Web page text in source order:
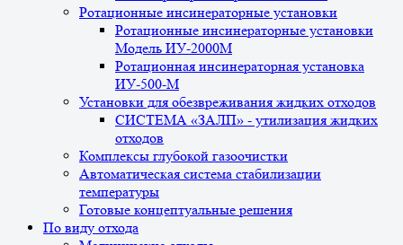
Ротационные инсинераторные установки
Ротационные инсинераторные установки
Модель ИУ-2000М
Ротационная инсинераторная установка
ИУ-500-М
Установки для обезвреживания жидких отходов
СИСТЕМА «ЗАЛП» - утилизация жидких
отходов
Комплексы глубокой газоочистки
Автоматическая система стабилизации
температуры
Готовые концептуальные решения
По виду отхода